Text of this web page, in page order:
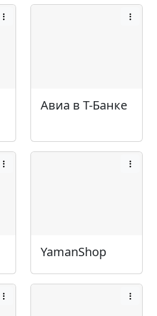
Авиа в Т-Банке
YamanShop